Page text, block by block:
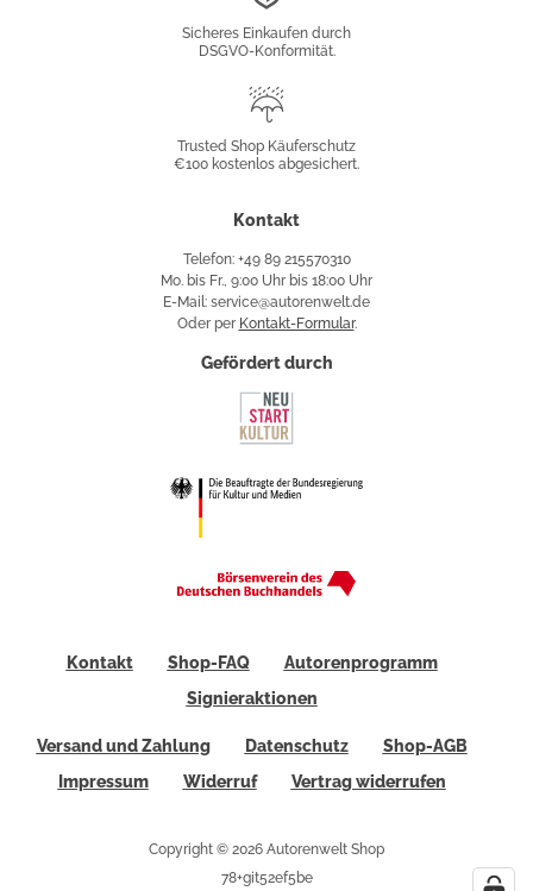
Sicheres Einkaufen durch
DSGVO-Konformität.
Käuferschutz
Trusted Shop Käuferschutz
€100 kostenlos abgesichert.
Kontakt
Telefon: +49 89 215570310
Mo. bis Fr., 9:00 Uhr bis 18:00 Uhr
E-Mail: service@autorenwelt.de
Oder per Kontakt-Formular.
Gefördert durch
Kontakt Shop-FAQ
Autorenprogramm
Signieraktionen
Versand und Zahlung Datenschutz
Shop-AGB
Impressum
Widerruf Vertrag widerrufen
Copyright © 2026 Autorenwelt Shop
78+git52ef5be